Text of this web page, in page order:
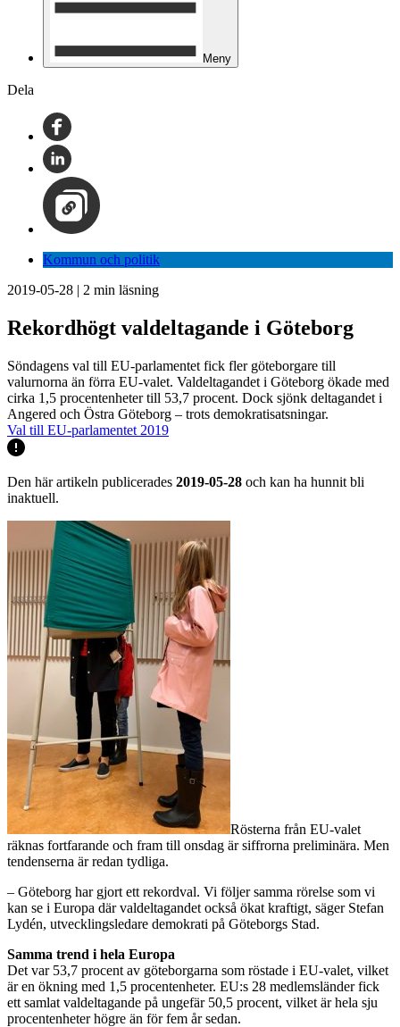
Meny
Dela
Kommun och politik
2019-05-28 | 2 min läsning
Rekordhögt valdeltagande i Göteborg
Söndagens val till EU-parlamentet fick fler göteborgare till
valurnorna än förra EU-valet. Valdeltagandet i Göteborg ökade med
cirka 1,5 procentenheter till 53,7 procent. Dock sjönk deltagandet i
Angered och Östra Göteborg – trots demokratisatsningar.
Val till EU-parlamentet 2019
Den här artikeln publicerades 2019-05-28 och kan ha hunnit bli
inaktuell.
Rösterna från EU-valet
räknas fortfarande och fram till onsdag är siffrorna preliminära. Men
tendenserna är redan tydliga.
– Göteborg har gjort ett rekordval. Vi följer samma rörelse som vi
kan se i Europa där valdeltagandet också ökat kraftigt, säger Stefan
Lydén, utvecklingsledare demokrati på Göteborgs Stad.
Samma trend i hela Europa
Det var 53,7 procent av göteborgarna som röstade i EU-valet, vilket
är en ökning med 1,5 procentenheter. EU:s 28 medlemsländer fick
ett samlat valdeltagande på ungefär 50,5 procent, vilket är hela sju
procentenheter högre än för fem år sedan.